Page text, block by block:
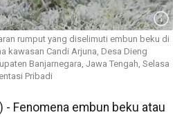
rumput yang diselimuti embun beku di
kawasan Candi Arjuna, Desa Dieng
Banjarnegara, Jawa Tengah, Selasa
Pribadi
- Fenomena embun beku atau